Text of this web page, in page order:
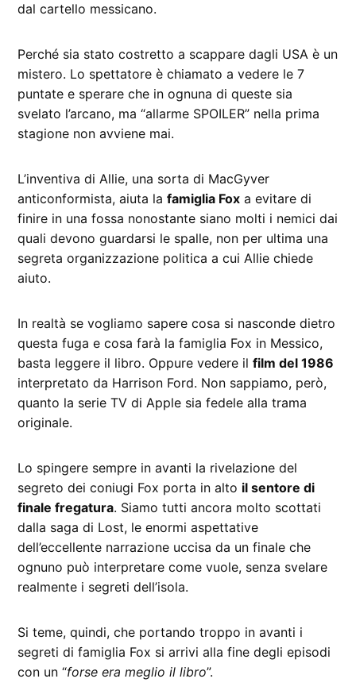
dal cartello messicano.
Perché sia stato costretto a scappare dagli USA è un
mistero. Lo spettatore è chiamato a vedere le 7
puntate e sperare che in ognuna di queste sia
svelato l’arcano, ma “allarme SPOILER” nella prima
stagione non avviene mai.
L’inventiva di Allie, una sorta di MacGyver
anticonformista, aiuta lafamiglia Fox a evitare di
finire in una fossa nonostante siano molti i nemici dai
quali devono guardarsi le spalle, non per ultima una
segreta organizzazione politica a cui Allie chiede
aiuto.
In realtà se vogliamo sapere cosa si nasconde dietro
questa fuga e cosa farà la famiglia Fox in Messico,
basta leggere il libro. Oppure vedere ilfilm del 1986
interpretato da Harrison Ford. Non sappiamo, però,
quanto la serie TV di Apple sia fedele alla trama
originale.
Lo spingere sempre in avanti la rivelazione del
segreto dei coniugi Fox porta in alto il sentore di
finale fregatura. Siamo tutti ancora molto scottati
dalla saga di Lost, le enormi aspettative
dell’eccellente narrazione uccisa da un finale che
ognuno può interpretare come vuole, senza svelare
realmente i segreti dell’isola.
Si teme, quindi, che portando troppo in avanti i
segreti di famiglia Fox si arrivi alla fine degli episodi
con un “forse era meglio il libro”.